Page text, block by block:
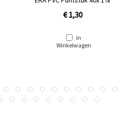
€ 1,30
In
Winkelwagen